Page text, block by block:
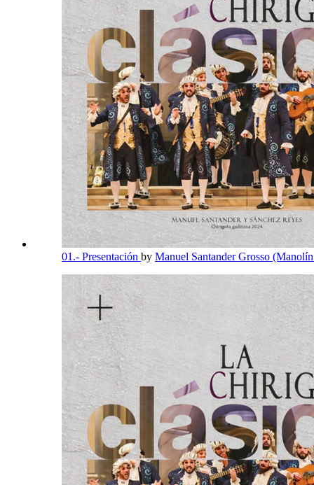
01.- Presentación by Manuel Santander Grosso